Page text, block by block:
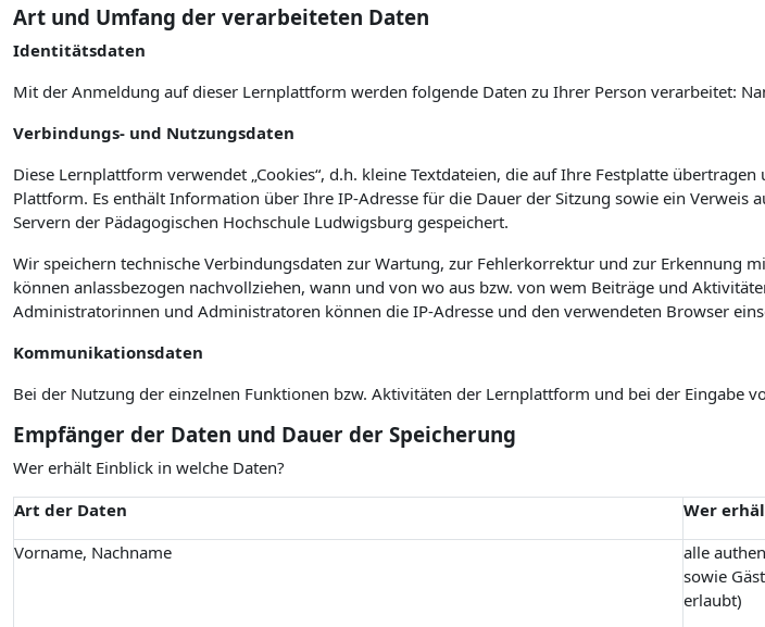
Art und Umfang der verarbeiteten Daten
Identitätsdaten
Mit der Anmeldung auf dieser Lernplattform werden folgende Daten zu Ihrer Person verarbeitet:
Verbindungs- und Nutzungsdaten
Diese Lernplattform verwendet „Cookies“, d.h. kleine Textdateien, die auf Ihre Festplatte
Plattform. Es enthält Information über Ihre IP-Adresse für die Dauer der Sitzung sowie ein
Servern der Pädagogischen Hochschule Ludwigsburg gespeichert.
Wir speichern technische Verbindungsdaten zur Wartung, zur Fehlerkorrektur und zur Erkennung
können anlassbezogen nachvollziehen, wann und von wo aus bzw. von wem Beiträge und
Administratorinnen und Administratoren können die IP-Adresse und den verwendeten Browser
Kommunikationsdaten
Bei der Nutzung der einzelnen Funktionen bzw. Aktivitäten der Lernplattform und bei der Eingabe
Empfänger der Daten und Dauer der Speicherung
Wer erhält Einblick in welche Daten?
Art der Daten
Wer
Vorname, Nachname
alle
sowie
erlaubt)